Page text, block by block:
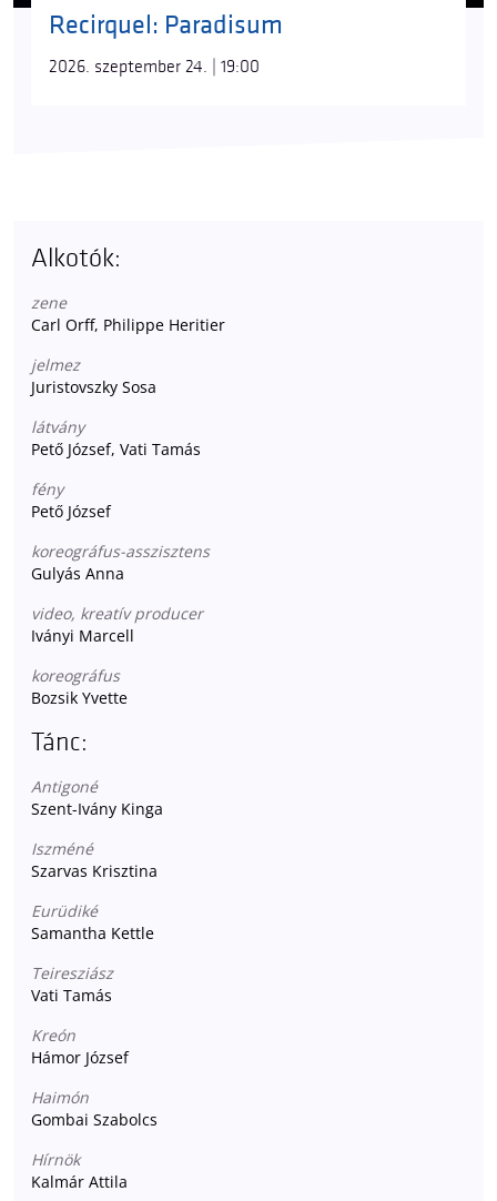
Recirquel: Paradisum
2026. szeptember 24. | 19:00
Alkotók:
zene
Carl Orff, Philippe Heritier
jelmez
Juristovszky Sosa
látvány
Pető József, Vati Tamás
fény
Pető József
koreográfus-asszisztens
Gulyás Anna
video, kreatív producer
Iványi Marcell
koreográfus
Bozsik Yvette
Tánc:
Antigoné
Szent-Ivány Kinga
Iszméné
Szarvas Krisztina
Eurüdiké
Samantha Kettle
Teiresziász
Vati Tamás
Kreón
Hámor József
Haimón
Gombai Szabolcs
Hírnök
Kalmár Attila